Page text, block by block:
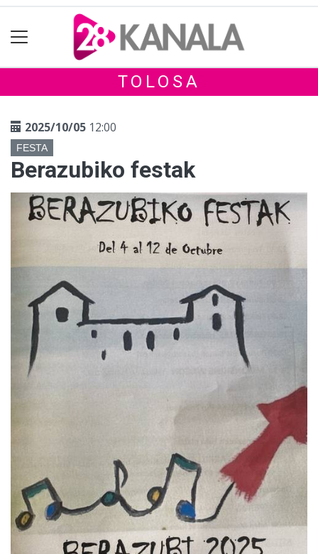
TOLOSA
2025/10/05 12:00
FESTA
Berazubiko festak